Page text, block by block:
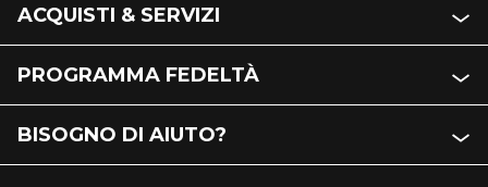
ACQUISTI & SERVIZI
PROGRAMMA FEDELTÀ
BISOGNO DI AIUTO?